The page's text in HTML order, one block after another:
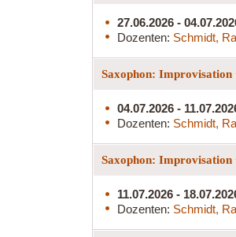
27.06.2026 -
Dozenten: Schmidt,
Saxophon: Improvisation
04.07.2026 -
Dozenten: Schmidt,
Saxophon: Improvisation
11.07.2026 -
Dozenten: Schmidt,